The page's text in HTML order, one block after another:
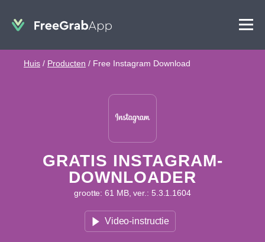
Huis / Producten / Free Instagram Download
GRATIS INSTAGRAM-
DOWNLOADER
grootte: 61 MB, ver.: 5.3.1.1604
Video-instructie